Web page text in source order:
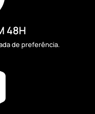
48H
de preferência.